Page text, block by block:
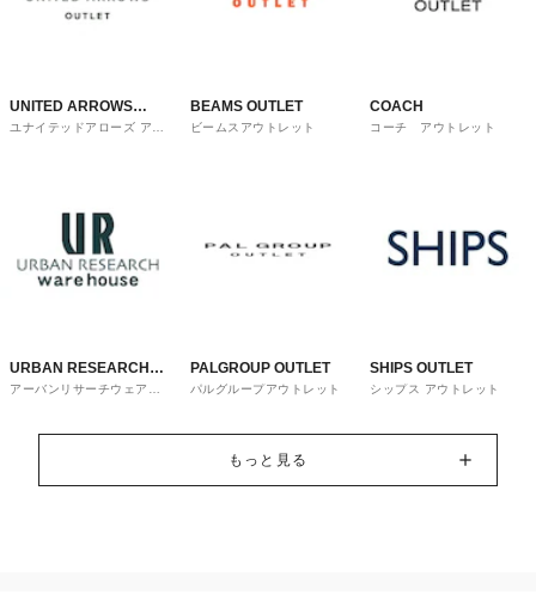
UNITED ARROWS
OUTLET
ユナイテッドアローズ アウ
BEAMS OUTLET
ビームスアウトレット
COACH
コーチ アウトレット
URBAN RESEARCH
ware house
アーバンリサーチウェアハ
PALGROUP OUTLET
パルグループアウトレット
SHIPS OUTLET
シップス アウトレット
もっと見る